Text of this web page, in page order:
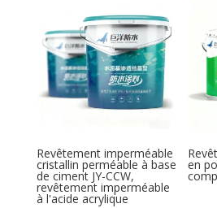
Revêtement imperméable
cristallin perméable à base
de ciment JY-CCW,
revêtement imperméable
à l'acide acrylique
en